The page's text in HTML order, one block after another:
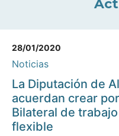
28/01/2020
Noticias
La Diputación de
acuerdan crear
Bilateral de
flexible